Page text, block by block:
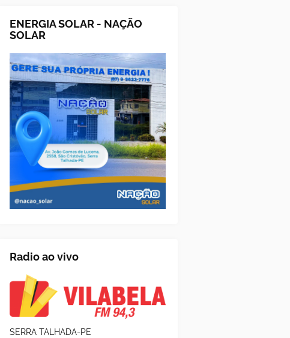
ENERGIA SOLAR - NAÇÃO
SOLAR
Radio ao vivo
SERRA TALHADA-PE